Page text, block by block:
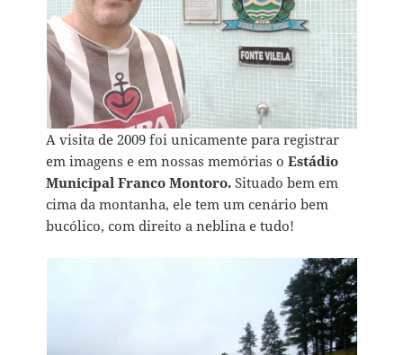
A visita de 2009 foi unicamente para registrar
em imagens e em nossas memórias oEstádio
Municipal Franco Montoro.Situado bem em
cima da montanha, ele tem um cenário bem
bucólico, com direito a neblina e tudo!